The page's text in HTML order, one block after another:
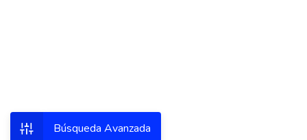
Búsqueda Avanzada